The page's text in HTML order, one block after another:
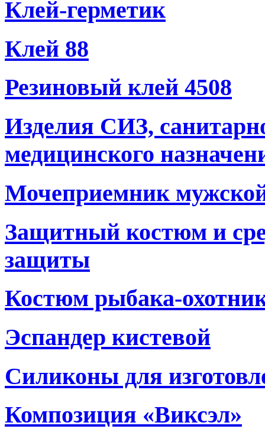
Клей-герметик
Клей 88
Резиновый клей 4508
Изделия СИЗ,
медицинского
Мочеприемник
Защитный костюм и
защиты
Костюм рыбака-
Эспандер кистевой
Силиконы для
Композиция «Виксэл»